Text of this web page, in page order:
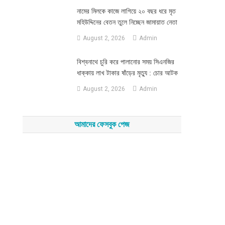
নামের মিলকে কাজে লাগিয়ে ২০ বছর ধরে মৃত
মহিউদ্দিনের বেতন তুলে নিচ্ছেন জামায়াত নেতা
August 2, 2026 Admin
‎বিশ্বনাথে চুরি করে পালানোর সময় সিএনজির
ধাক্কায় লাখ টাকার ষাঁড়ের মৃত্যু : চোর আটক
August 2, 2026 Admin
আমাদের ফেসবুক পেজ